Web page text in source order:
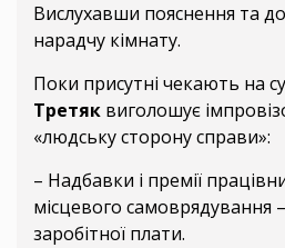
Вислухавши пояснення та
нарадчу кімнату.
Поки присутні чекають на
Третяк виголошує
«людську сторону справи»:
– Надбавки і премії
місцевого самоврядування
заробітної плати.